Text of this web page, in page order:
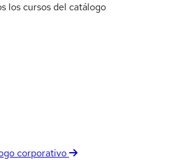
los cursos del catálogo
corporativo